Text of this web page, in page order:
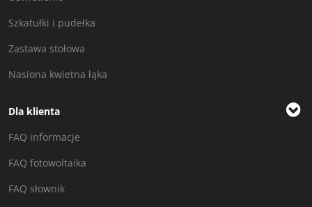
Szkatułki i pudełka
Zastawa stołowa
Nasiona kwietna łąka
Dla klienta
FAQ informacje
FAQ fotowoltaika
FAQ słownik